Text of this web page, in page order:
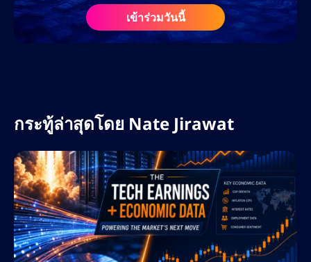
ในฐานะที่ปรึกษา SEO และนักวางกลยุทธ์ด้าน
เนื้อหา ความรู้ความเข้าใจอย่างลึกซึ้งเกี่ยวกับ
ตลาดคริปโตและฟอเร็กซ์ ประกอบกับความรู้
ที่ AltSignals เนทรับผิดชอบในการขยายการ
เข้าถึงแบรนด์ทั่วโลก เพิ่มประสิทธิภาพกลยุทธ์
คอนเทนต์สำหรับ ActualizeAI และนำแนวทาง
ปฏิบัติที่ดีที่สุดด้าน SEO มาใช้ เพื่อขับเคลื่อนการ
เติบโตอย่างยั่งยืน เขามุ่งเน้นไปที่การใช้
ประโยชน์จากคีย์เวิร์ดที่มีผู้สนใจสูง การ
วางแผนคอนเทนต์เชิงกลยุทธ์ และการวิเคราะห์
เข้าร่วมวันนี้
กระทู้ล่าสุดโดย Nate Jirawat